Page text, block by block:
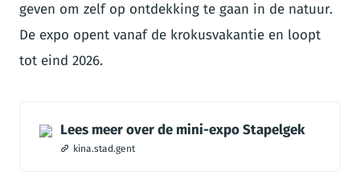
geven om zelf op ontdekking te gaan in de natuur.
De expo opent vanaf de krokusvakantie en loopt
tot eind 2026.
Lees meer over de mini-expo Stapelgek
kina.stad.gent